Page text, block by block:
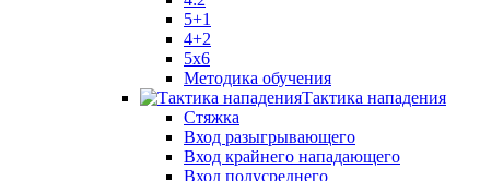
5+1
4+2
5x6
Методика обучения
Тактика нападения
Стяжка
Вход разыгрывающего
Вход крайнего нападающего
Вход полусреднего